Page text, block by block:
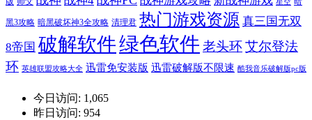
黑3攻略 暗黑破坏神3全攻略 清理君 热门游戏资源 真三国无双
8帝国 破解软件绿色软件 老头环艾尔登法
环 英雄联盟攻略大全 迅雷免安装版 迅雷破解版不限速 酷我音乐破解版pc版
今日访问: 1,065
昨日访问: 954